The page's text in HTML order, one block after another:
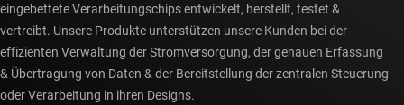
eingebettete Verarbeitungschips entwickelt, herstellt, testet &
vertreibt. Unsere Produkte unterstützen unsere Kunden bei der
effizienten Verwaltung der Stromversorgung, der genauen Erfassung
& Übertragung von Daten & der Bereitstellung der zentralen Steuerung
oder Verarbeitung in ihren Designs.